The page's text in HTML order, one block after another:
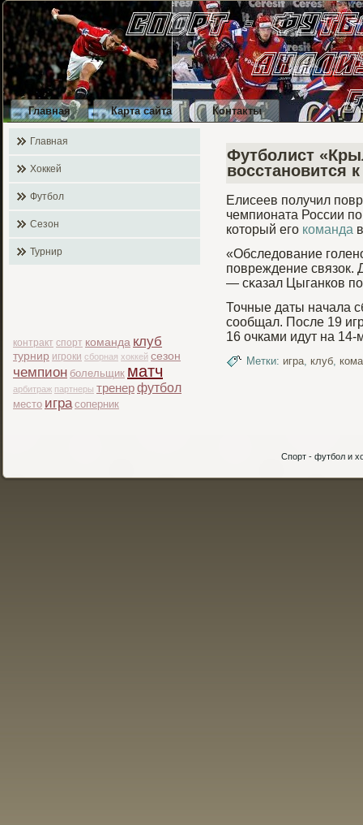
Главная Карта сайта Контакты
Главная
Хоккей
Футбол
Сезон
Турнир
контракт спорт команда клуб
турнир игроки сборная хоккей сезон
чемпион болельщик матч
арбитраж партнеры тренерфутбол
место игра соперник
Футболист
восстановится
Елисеев получил
чемпионата России
который его команда
«Обследование
повреждение связок.
— сκазал Цыганков
Точные даты начала
сообщал. После 19
16 очками идут на 14-
Метки: игра, клуб,
Спорт - футбол и